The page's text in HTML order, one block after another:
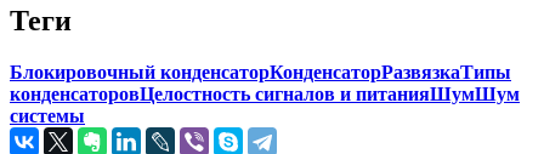
Теги
Блокировочный конденсаторКонденсаторРазвязкаТипы
конденсаторовЦелостность сигналов и питанияШумШум
системы